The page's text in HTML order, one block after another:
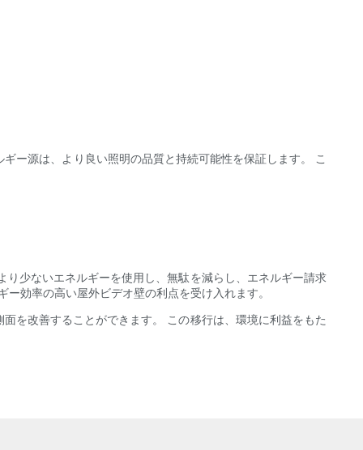
ー源は、より良い照明の品質と持続可能性を保証します。 こ
少ないエネルギーを使用し、無駄を減らし、エネルギー請求
効率の高い屋外ビデオ壁の利点を受け入れます。
を改善することができます。 この移行は、環境に利益をもた